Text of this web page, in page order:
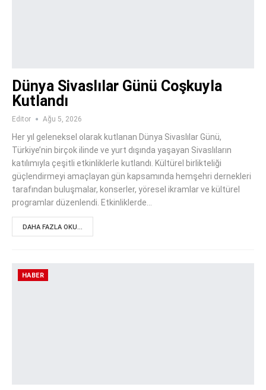
Dünya Sivaslılar Günü Coşkuyla
Kutlandı
Editor Ağu 5, 2026
Her yıl geleneksel olarak kutlanan Dünya Sivaslılar Günü,
Türkiye’nin birçok ilinde ve yurt dışında yaşayan Sivaslıların
katılımıyla çeşitli etkinliklerle kutlandı. Kültürel birlikteliği
güçlendirmeyi amaçlayan gün kapsamında hemşehri dernekleri
tarafından buluşmalar, konserler, yöresel ikramlar ve kültürel
programlar düzenlendi. Etkinliklerde…
DAHA FAZLA OKU...
HABER